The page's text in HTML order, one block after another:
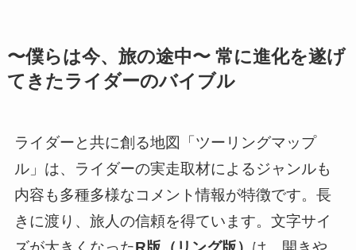
〜僕らは今、旅の途中〜 常に進化を遂げ
てきたライダーのバイブル
ライダーと共に創る地図「ツーリングマップ
ル」は、ライダーの実走取材によるジャンルも
内容も多種多様なコメント情報が特徴です。長
きに渡り、旅人の信頼を得ています。文字サイ